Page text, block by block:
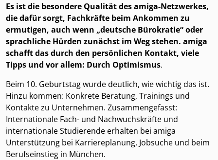
Es ist die besondere Qualität des amiga-Netzwerkes,
die dafür sorgt, Fachkräfte beim Ankommen zu
ermutigen, auch wenn „deutsche Bürokratie“ oder
sprachliche Hürden zunächst im Weg stehen. amiga
schafft das durch den persönlichen Kontakt, viele
Tipps und vor allem: Durch Optimismus.
Beim 10. Geburtstag wurde deutlich, wie wichtig das ist.
Hinzu kommen: Konkrete Beratung, Trainings und
Kontakte zu Unternehmen. Zusammengefasst:
Internationale Fach- und Nachwuchskräfte und
internationale Studierende erhalten bei amiga
Unterstützung bei Karriereplanung, Jobsuche und beim
Berufseinstieg in München.